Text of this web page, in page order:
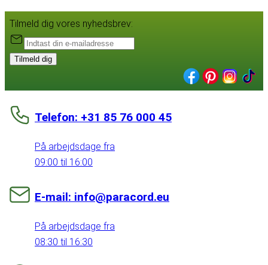
Tilmeld dig vores nyhedsbrev:
Tilmeld dig
Telefon: +31 85 76 000 45
På arbejdsdage fra
09:00 til 16:00
E-mail: info@paracord.eu
På arbejdsdage fra
08:30 til 16:30